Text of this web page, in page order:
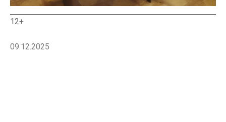
12+
09.12.2025